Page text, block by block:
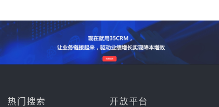
热门搜索 开放平台